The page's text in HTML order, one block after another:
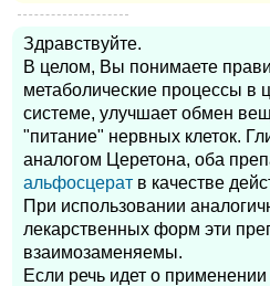
Здравствуйте.
В целом, Вы понимаете
метаболические процессы в
системе, улучшает обмен
"питание" нервных клеток.
аналогом Церетона, оба
альфосцерат в качестве
При использовании
лекарственных форм эти
взаимозаменяемы.
Если речь идет о